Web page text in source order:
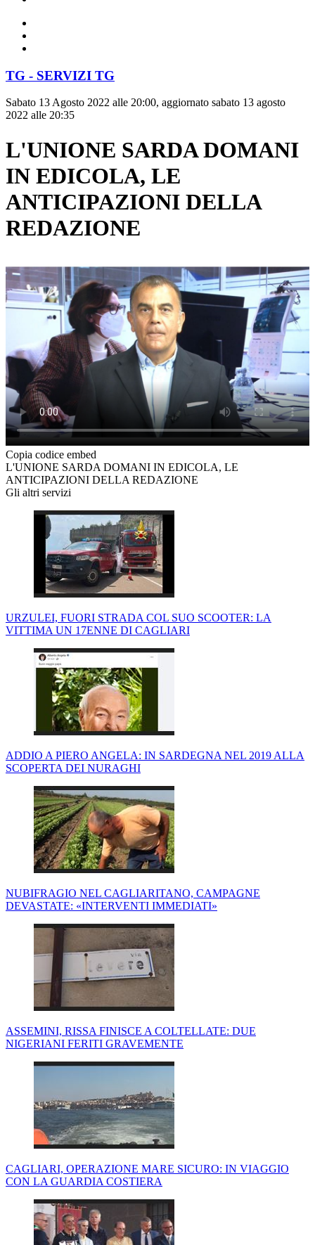
TG - SERVIZI TG
Sabato 13 Agosto 2022 alle 20:00, aggiornato sabato 13 agosto
2022 alle 20:35
L'UNIONE SARDA DOMANI
IN EDICOLA, LE
ANTICIPAZIONI DELLA
REDAZIONE
Copia codice embed
L'UNIONE SARDA DOMANI IN EDICOLA, LE
ANTICIPAZIONI DELLA REDAZIONE
Gli altri servizi
URZULEI, FUORI STRADA COL SUO SCOOTER: LA
VITTIMA UN 17ENNE DI CAGLIARI
ADDIO A PIERO ANGELA: IN SARDEGNA NEL 2019 ALLA
SCOPERTA DEI NURAGHI
NUBIFRAGIO NEL CAGLIARITANO, CAMPAGNE
DEVASTATE: «INTERVENTI IMMEDIATI»
ASSEMINI, RISSA FINISCE A COLTELLATE: DUE
NIGERIANI FERITI GRAVEMENTE
CAGLIARI, OPERAZIONE MARE SICURO: IN VIAGGIO
CON LA GUARDIA COSTIERA